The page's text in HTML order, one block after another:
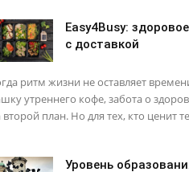
Easy4Busy:
с доставкой
ритм жизни не оставляет
утреннего кофе, забота о
второй план. Но для тех, кто ценит
Уровень